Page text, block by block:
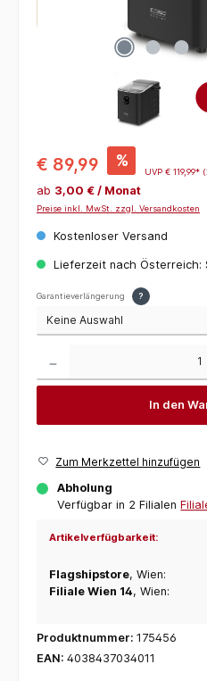
€ 89,99 %
UVP € 119,99*
ab 3,00 € / Monat
Preise inkl. MwSt. zzgl. Versandkosten
Kostenloser Versand
Lieferzeit nach Österreich:
Garantieverlängerung ?
In den
Zum Merkzettel hinzufügen
Abholung
Verfügbar in 2 Filialen
Artikelverfügbarkeit:
Flagshipstore, Wien:
Filiale Wien 14, Wien:
Produktnummer: 175456
EAN: 4038437034011